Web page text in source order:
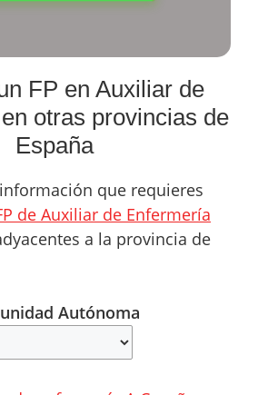
FP en Auxiliar de
otras provincias de
España
que requieres
de Auxiliar de Enfermería
a la provincia de
Autónoma